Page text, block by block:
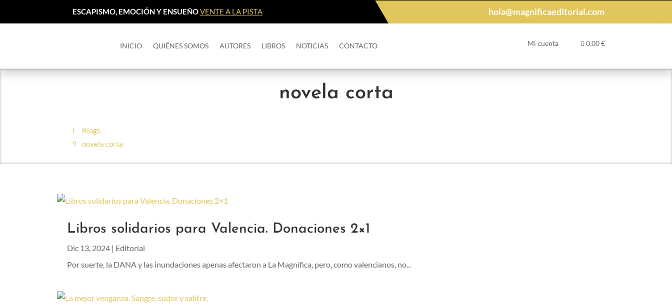
ESCAPISMO, EMOCIÓN Y ENSUEÑOVENTE A LA PISTA hola@magnificaeditorial.com
INICIO QUIÉNES SOMOS AUTORES LIBROS NOTICIAS CONTACTO Mi cuenta 0,00€
novela corta
Blogs
novela corta
Libros solidarios para Valencia. Donaciones 2×1
Dic 13, 2024 | Editorial
Por suerte, la DANA y las inundaciones apenas afectaron a La Magnífica, pero, como valencianos, no...